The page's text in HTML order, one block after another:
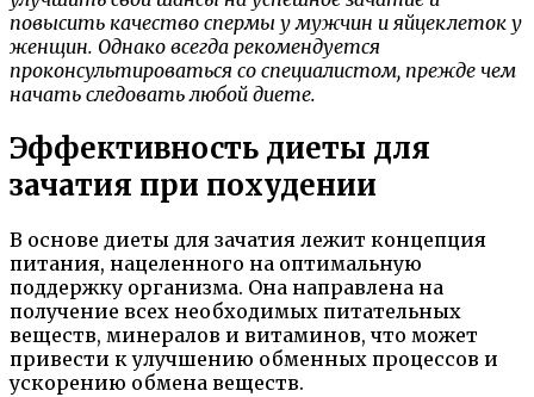
повысить качество спермы у мужчин и яйцеклеток у
женщин. Однако всегда рекомендуется
проконсультироваться со специалистом, прежде чем
начать следовать любой диете.
Эффективность диеты для
зачатия при похудении
В основе диеты для зачатия лежит концепция
питания, нацеленного на оптимальную
поддержку организма. Она направлена на
получение всех необходимых питательных
веществ, минералов и витаминов, что может
привести к улучшению обменных процессов и
ускорению обмена веществ.